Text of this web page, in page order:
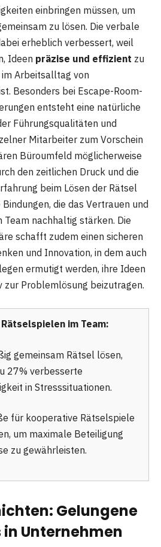
einbringen müssen, um
zu lösen. Die verbale
erheblich verbessert, weil
Ideen präzise und effizient zu
Arbeitsalltag von
Besonders bei Escape-Room-
entsteht eine natürliche
Führungsqualitäten und
Mitarbeiter zum Vorschein
Büroumfeld möglicherweise
den zeitlichen Druck und die
beim Lösen der Rätsel
die das Vertrauen und
nachhaltig stärken. Die
schafft zudem einen sicheren
und Innovation, in dem auch
ermutigt werden, ihre Ideen
zur Problemlösung beizutragen.
im Team:
gemeinsam Rätsel lösen,
27% verbesserte
in Stresssituationen.
für kooperative Rätselspiele
um maximale Beteiligung
zu gewährleisten.
Gelungene
Unternehmen